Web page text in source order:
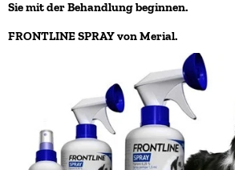
Sie mit der Behandlung beginnen.
FRONTLINE SPRAY von Merial.